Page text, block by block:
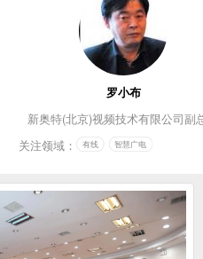
罗小布
新奥特(北京)视频技术有限公司副
关注领域：
有线 智慧广电